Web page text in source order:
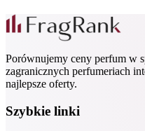
Porównujemy ceny perfum w
zagranicznych perfumeriach
najlepsze oferty.
Szybkie linki